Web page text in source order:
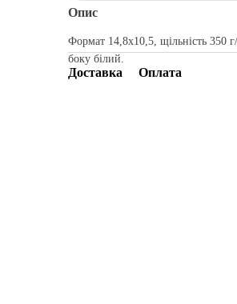
Опис
Формат 14,8х10,5, щільність 350
боку білий.
Доставка Оплата